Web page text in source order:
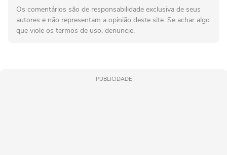
Os comentários são de responsabilidade exclusiva de seus
autores e não representam a opinião deste site. Se achar algo
que viole os termos de uso, denuncie.
PUBLICIDADE